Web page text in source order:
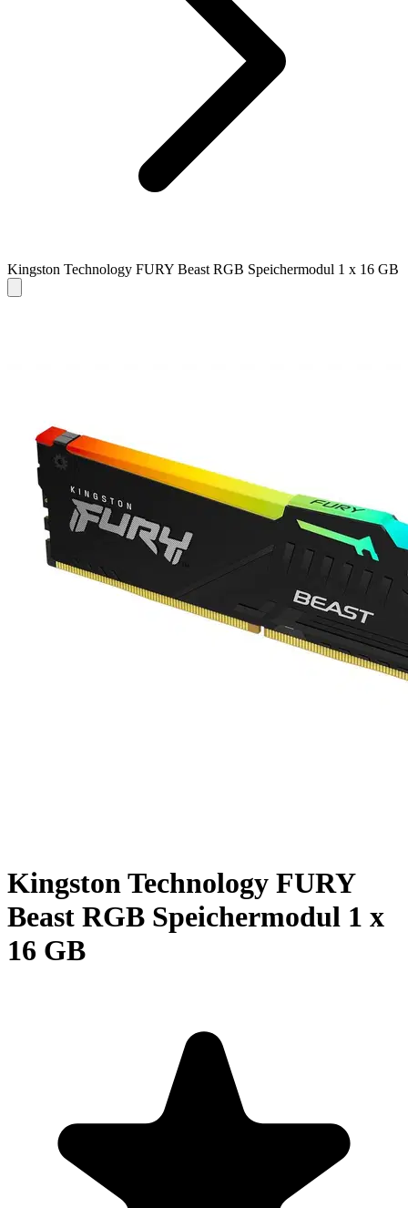
Kingston Technology FURY Beast RGB Speichermodul 1 x 16 GB
Kingston Technology FURY
Beast RGB Speichermodul 1 x
16 GB